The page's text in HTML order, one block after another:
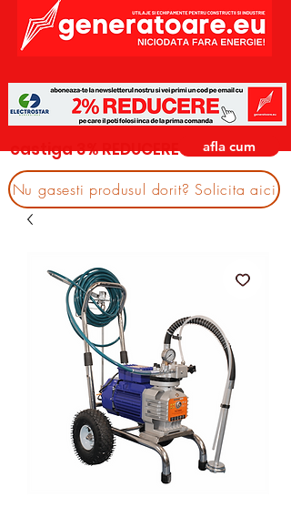
castiga 3% REDUCERE afla cum
Nu gasesti produsul dorit? Solicita aici